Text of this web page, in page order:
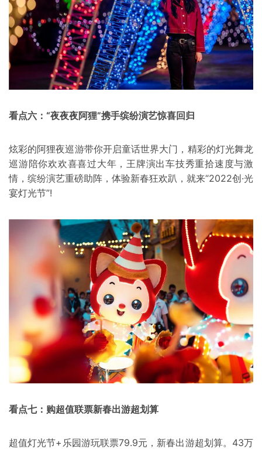
看点六：“夜夜夜阿狸”携手缤纷演艺惊喜回归
炫彩的阿狸夜巡游带你开启童话世界大门，精彩的灯光舞龙
巡游陪你欢欢喜喜过大年，王牌演出车技秀重拾速度与激
情，缤纷演艺重磅助阵，体验新春狂欢趴，就来“2022创·光
宴灯光节”!
看点七：购超值联票新春出游超划算
超值灯光节+乐园游玩联票79.9元，新春出游超划算。43万